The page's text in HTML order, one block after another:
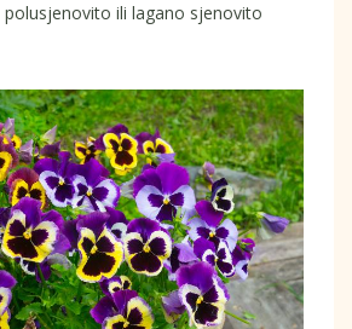
ili lagano sjenovito